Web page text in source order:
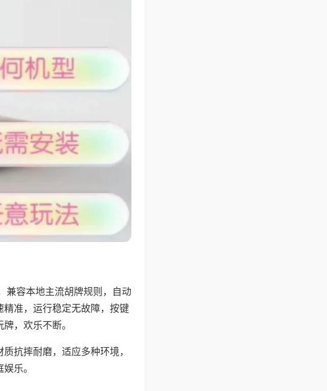
兼容本地主流胡牌规则，自动
准，运行稳定无故障，按键
，欢乐不断。
抗摔耐磨，适应多种环境，
乐。